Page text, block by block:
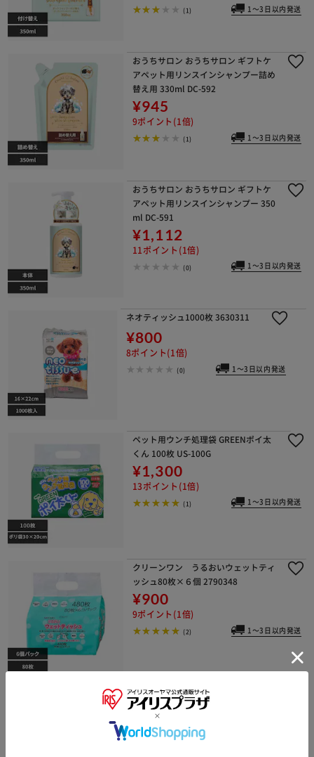
(1) 1～3日以内発送
おうちサロン おうちサロン ギフトケ
アペット用リンスインシャンプー詰め
替え用 330ml DC-592
¥945
9ポイント(1倍)
(1) 1～3日以内発送
おうちサロン おうちサロン ギフトケ
アペット用リンスインシャンプー 350
ml DC-591
¥1,112
11ポイント(1倍)
(0) 1～3日以内発送
ネオティッシュ1000枚 3630311
¥800
8ポイント(1倍)
(0) 1～3日以内発送
ペット用ウンチ処理袋 GREENポイ太
くん 100枚 US-100G
¥1,300
13ポイント(1倍)
(1) 1～3日以内発送
クリーンワン うるおいウェットティ
ッシュ80枚×６個 2790348
¥900
9ポイント(1倍)
(2) 1～3日以内発送
ユニ・チャーム ペットケア デオクリ
ーン 床を汚さない 防水シート10枚
¥1,300
13ポイント(1倍)